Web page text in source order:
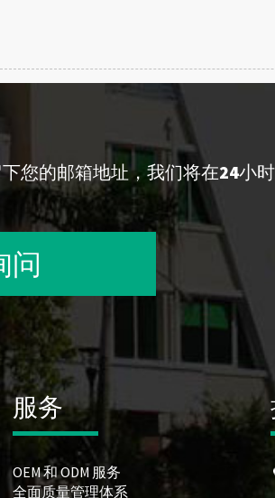
您的邮箱地址，我们将在24小
问
服务
OEM 和 ODM 服务
全面质量管理体系